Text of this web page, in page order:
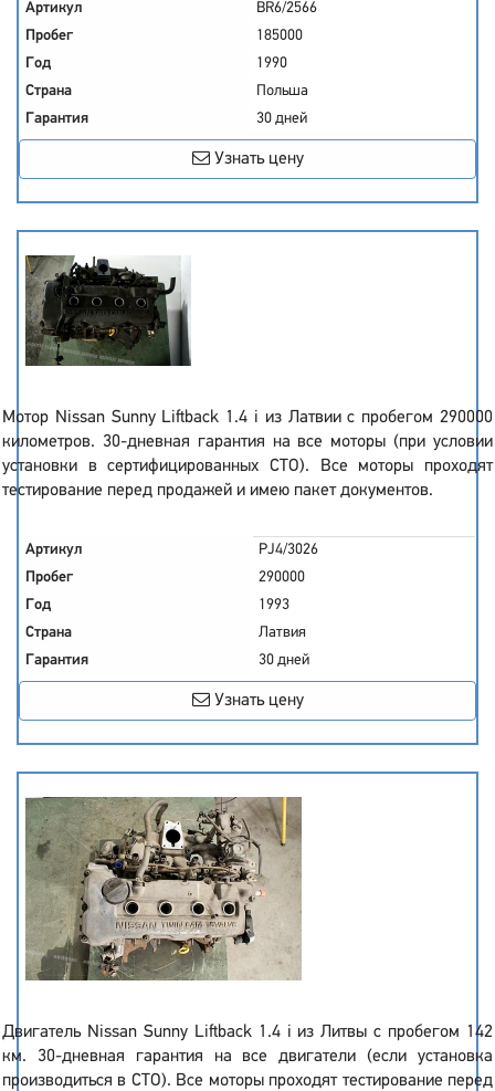
Артикул
BR6/2566
Пробег
185000
Год
1990
Страна
Польша
Гарантия
30 дней
Узнать цену
Мотор Nissan Sunny Liftback 1.4 i из Латвии с пробегом 290000
километров. 30-дневная гарантия на все моторы (при условии
установки в сертифицированных СТО). Все моторы проходят
тестирование перед продажей и имею пакет документов.
Артикул
PJ4/3026
Пробег
290000
Год
1993
Страна
Латвия
Гарантия
30 дней
Узнать цену
Двигатель Nissan Sunny Liftback 1.4 i из Литвы с пробегом 142
км. 30-дневная гарантия на все двигатели (если установка
производиться в СТО). Все моторы проходят тестирование перед